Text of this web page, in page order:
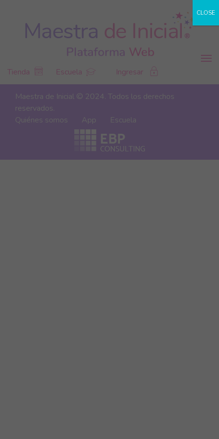
Tienda Escuela Ingresar
CLOSE
Maestra de Inicial © 2024. Todos los derechos
reservados.
Quiénes somos
App Escuela